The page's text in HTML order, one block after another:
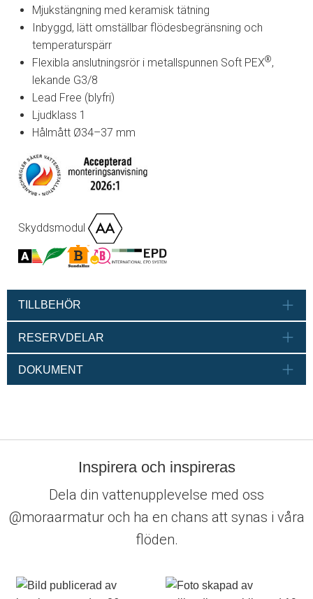
Mjukstängning med keramisk tätning
Inbyggd, lätt omställbar flödesbegränsning och
temperaturspärr
Flexibla anslutningsrör i metallspunnen Soft PEX®,
lekande G3/8
Lead Free (blyfri)
Ljudklass 1
Hålmått Ø34–37 mm
Skyddsmodul
TILLBEHÖR
RESERVDELAR
DOKUMENT
Inspirera och inspireras
Dela din vattenupplevelse med oss
@moraarmatur och ha en chans att synas i våra
flöden.